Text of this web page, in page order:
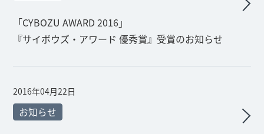
「CYBOZU AWARD 2016」
『サイボウズ・アワード 優秀賞』受賞のお知らせ
2016年04月22日
お知らせ